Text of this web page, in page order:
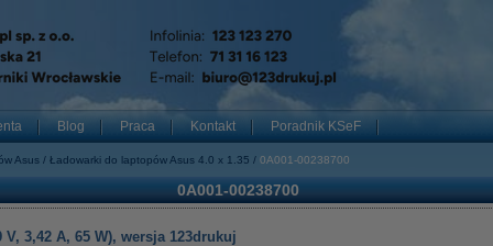
Blog Praca Kontakt Poradnik KSeF
Asus Ładowarki do laptopów Asus 4.0 x 1.35 0A001-00238700
0A001-00238700
3,42 A, 65 W), wersja 123drukuj